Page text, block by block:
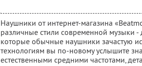
Наушники от интернет-магазина
различные стили современной музыки
которые обычные наушники зачастую
технологиям вы по-новому услышите
естественными средними частотами,